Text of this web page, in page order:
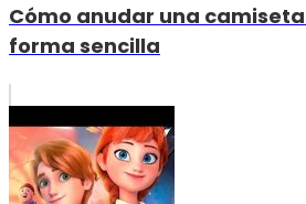
Cómo anudar una
forma sencilla